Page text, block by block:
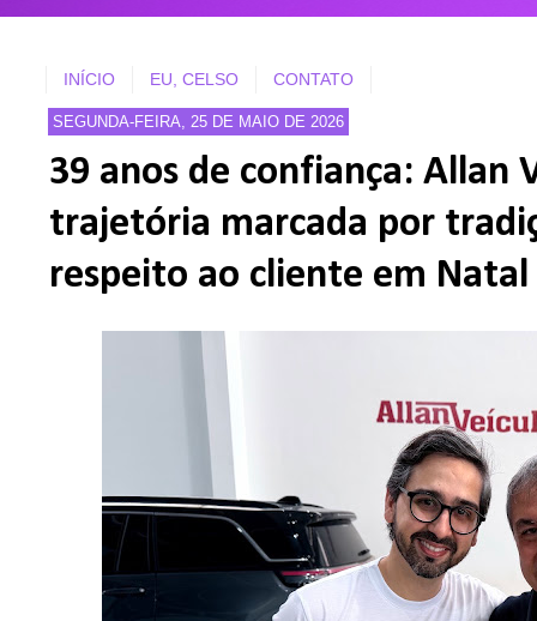
INÍCIO EU, CELSO CONTATO
SEGUNDA-FEIRA, 25 DE MAIO DE 2026
39 anos de confiança: Allan
trajetória marcada por
respeito ao cliente em Natal